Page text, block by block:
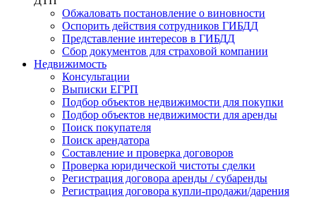
Обжаловать постановление о виновности
Оспорить действия сотрудников ГИБДД
Представление интересов в ГИБДД
Сбор документов для страховой компании
Недвижимость
Консультации
Выписки ЕГРП
Подбор объектов недвижимости для покупки
Подбор объектов недвижимости для аренды
Поиск покупателя
Поиск арендатора
Составление и проверка договоров
Проверка юридической чистоты сделки
Регистрация договора аренды / субаренды
Регистрация договора купли-продажи/дарения